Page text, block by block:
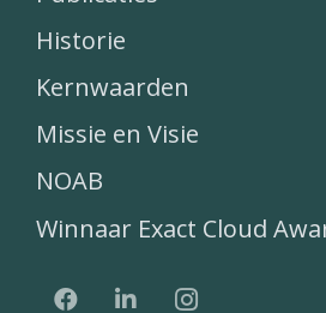
Historie
Kernwaarden
Missie en Visie
NOAB
Winnaar Exact Cloud